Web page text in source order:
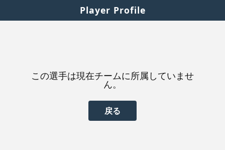
Player Profile
この選手は現在チームに所属していませ
ん。
戻る